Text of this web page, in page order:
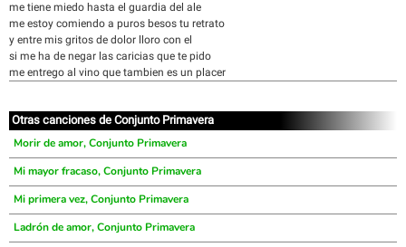
me tiene miedo hasta el guardia del ale
me estoy comiendo a puros besos tu retrato
y entre mis gritos de dolor lloro con el
si me ha de negar las caricias que te pido
me entrego al vino que tambien es un placer
Otras canciones de Conjunto Primavera
Morir de amor, Conjunto Primavera
Mi mayor fracaso, Conjunto Primavera
Mi primera vez, Conjunto Primavera
Ladrón de amor, Conjunto Primavera